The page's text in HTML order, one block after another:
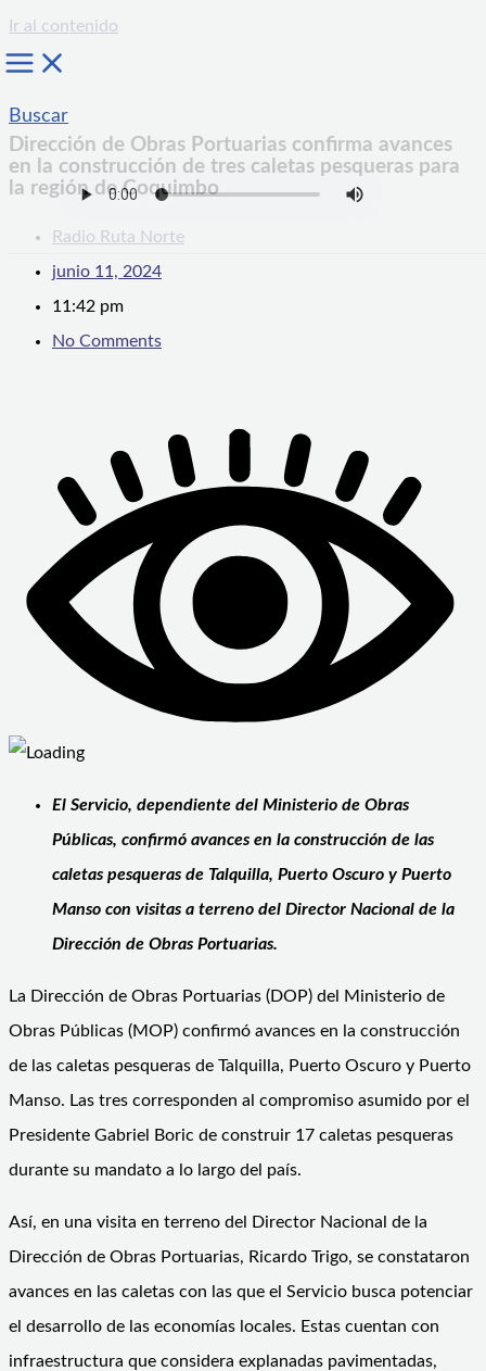
Ir al contenido
Buscar
Dirección de Obras Portuarias confirma avances
en la construcción de tres caletas pesqueras para
la región de Coquimbo
Radio Ruta Norte
junio 11, 2024
11:42 pm
No Comments
El Servicio, dependiente del Ministerio de Obras
Públicas, confirmó avances en la construcción de las
caletas pesqueras de Talquilla, Puerto Oscuro y Puerto
Manso con visitas a terreno del Director Nacional de la
Dirección de Obras Portuarias.
La Dirección de Obras Portuarias (DOP) del Ministerio de
Obras Públicas (MOP) confirmó avances en la construcción
de las caletas pesqueras de Talquilla, Puerto Oscuro y Puerto
Manso. Las tres corresponden al compromiso asumido por el
Presidente Gabriel Boric de construir 17 caletas pesqueras
durante su mandato a lo largo del país.
Así, en una visita en terreno del Director Nacional de la
Dirección de Obras Portuarias, Ricardo Trigo, se constataron
avances en las caletas con las que el Servicio busca potenciar
el desarrollo de las economías locales. Estas cuentan con
infraestructura que considera explanadas pavimentadas,